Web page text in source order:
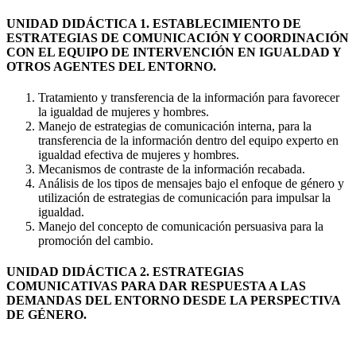
UNIDAD DIDÁCTICA 1. ESTABLECIMIENTO DE
ESTRATEGIAS DE COMUNICACIÓN Y COORDINACIÓN
CON EL EQUIPO DE INTERVENCIÓN EN IGUALDAD Y
OTROS AGENTES DEL ENTORNO.
Tratamiento y transferencia de la información para favorecer
la igualdad de mujeres y hombres.
Manejo de estrategias de comunicación interna, para la
transferencia de la información dentro del equipo experto en
igualdad efectiva de mujeres y hombres.
Mecanismos de contraste de la información recabada.
Análisis de los tipos de mensajes bajo el enfoque de género y
utilización de estrategias de comunicación para impulsar la
igualdad.
Manejo del concepto de comunicación persuasiva para la
promoción del cambio.
UNIDAD DIDÁCTICA 2. ESTRATEGIAS
COMUNICATIVAS PARA DAR RESPUESTA A LAS
DEMANDAS DEL ENTORNO DESDE LA PERSPECTIVA
DE GÉNERO.